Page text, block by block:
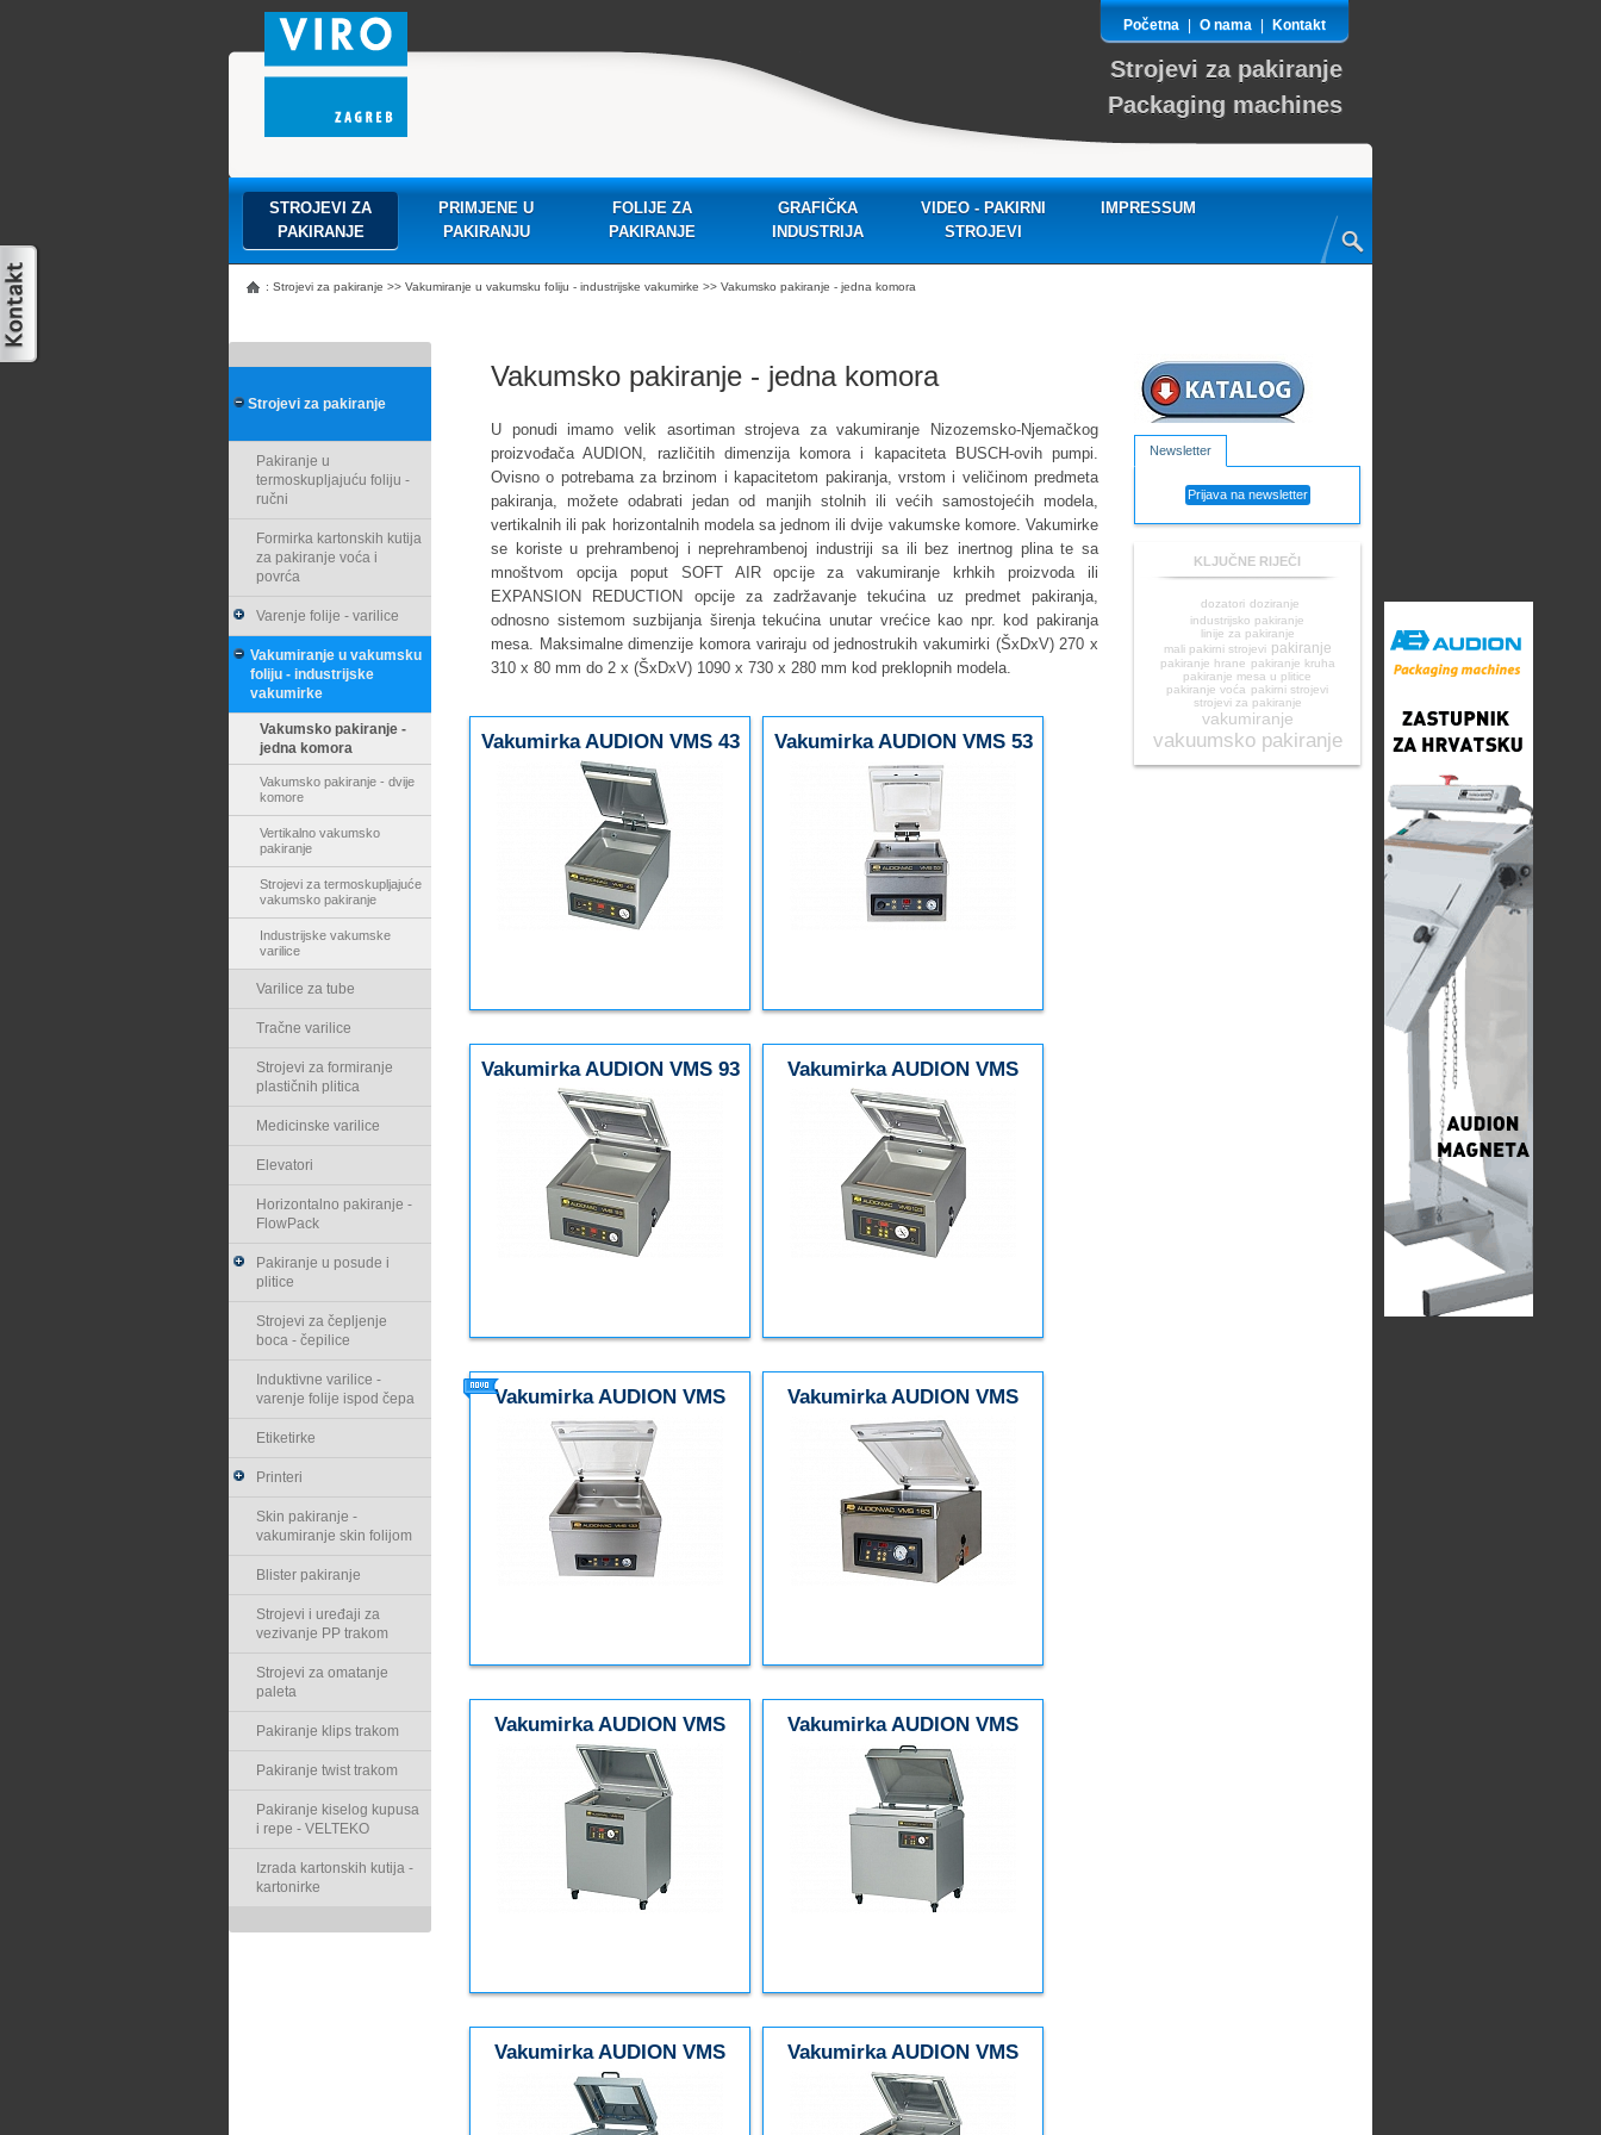
Početna O nama Kontakt
Strojevi za pakiranje
Packaging machines
STROJEVI ZA
PAKIRANJE
PRIMJENE U
PAKIRANJU
FOLIJE ZA
PAKIRANJE
GRAFIČKA
INDUSTRIJA
VIDEO - PAKIRNI
STROJEVI
IMPRESSUM
: Strojevi za pakiranje >> Vakumiranje u vakumsku foliju - industrijske vakumirke >> Vakumsko pakiranje - jedna komora
Strojevi za pakiranje
Pakiranje u
termoskupljajuću foliju -
ručni
Formirka kartonskih kutija
za pakiranje voća i
povrća
Varenje folije - varilice
Vakumiranje u vakumsku
foliju - industrijske
vakumirke
Vakumsko pakiranje -
jedna komora
Vakumsko pakiranje - dvije
komore
Vertikalno vakumsko
pakiranje
Strojevi za termoskupljajuće
vakumsko pakiranje
Industrijske vakumske
varilice
Varilice za tube
Tračne varilice
Strojevi za formiranje
plastičnih plitica
Medicinske varilice
Elevatori
Horizontalno pakiranje -
FlowPack
Pakiranje u posude i
plitice
Strojevi za čepljenje
boca - čepilice
Induktivne varilice -
varenje folije ispod čepa
Etiketirke
Printeri
Skin pakiranje -
vakumiranje skin folijom
Blister pakiranje
Strojevi i uređaji za
vezivanje PP trakom
Strojevi za omatanje
paleta
Pakiranje klips trakom
Pakiranje twist trakom
Pakiranje kiselog kupusa
i repe - VELTEKO
Izrada kartonskih kutija -
kartonirke
Vakumsko pakiranje - jedna komora
U ponudi imamo velik asortiman strojeva za vakumiranje Nizozemsko-Njemačkog
proizvođača AUDION, različitih dimenzija komora i kapaciteta BUSCH-ovih pumpi.
Ovisno o potrebama za brzinom i kapacitetom pakiranja, vrstom i veličinom predmeta
pakiranja, možete odabrati jedan od manjih stolnih ili većih samostojećih modela,
vertikalnih ili pak horizontalnih modela sa jednom ili dvije vakumske komore. Vakumirke
se koriste u prehrambenoj i neprehrambenoj industriji sa ili bez inertnog plina te sa
mnoštvom opcija poput SOFT AIR opcije za vakumiranje krhkih proizvoda ili
EXPANSION REDUCTION opcije za zadržavanje tekućina uz predmet pakiranja,
odnosno sistemom suzbijanja širenja tekućina unutar vrećice kao npr. kod pakiranja
mesa. Maksimalne dimenzije komora variraju od jednostrukih vakumirki (ŠxDxV) 270 x
310 x 80 mm do 2 x (ŠxDxV) 1090 x 730 x 280 mm kod preklopnih modela.
Vakumirka AUDION VMS 43 Vakumirka AUDION VMS 53
Vakumirka AUDION VMS 93
Vakumirka AUDION VMS
123
Vakumirka AUDION VMS
133
Vakumirka AUDION VMS
163
Vakumirka AUDION VMS
173
Vakumirka AUDION VMS
193
Vakumirka AUDION VMS
203
Vakumirka AUDION VMS
223
Newsletter
Prijava na newsletter
KLJUČNE RIJEČI
dozatori doziranje
industrijsko pakiranje
linije za pakiranje
mali pakirni strojevi pakiranje
pakiranje hrane pakiranje kruha
pakiranje mesa u plitice
pakiranje voća pakirni strojevi
strojevi za pakiranje
vakumiranje
vakuumsko pakiranje